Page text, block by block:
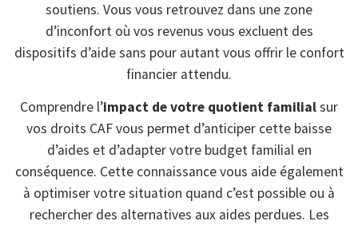
soutiens. Vous vous retrouvez dans une zone
d’inconfort où vos revenus vous excluent des
dispositifs d’aide sans pour autant vous offrir le confort
financier attendu.
Comprendre l’impact de votre quotient familialsur
vos droits CAF vous permet d’anticiper cette baisse
d’aides et d’adapter votre budget familial en
conséquence. Cette connaissance vous aide également
à optimiser votre situation quand c’est possible ou à
rechercher des alternatives aux aides perdues. Les